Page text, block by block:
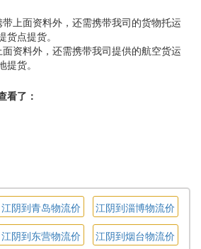
上面资料外，还需携带我司的货物托运
点提货。
资料外，还需携带我司提供的航空货运
货。
看了：
江阴到青岛物流价
格
江阴到淄博物流价
格
江阴到东营物流价
江阴到烟台物流价